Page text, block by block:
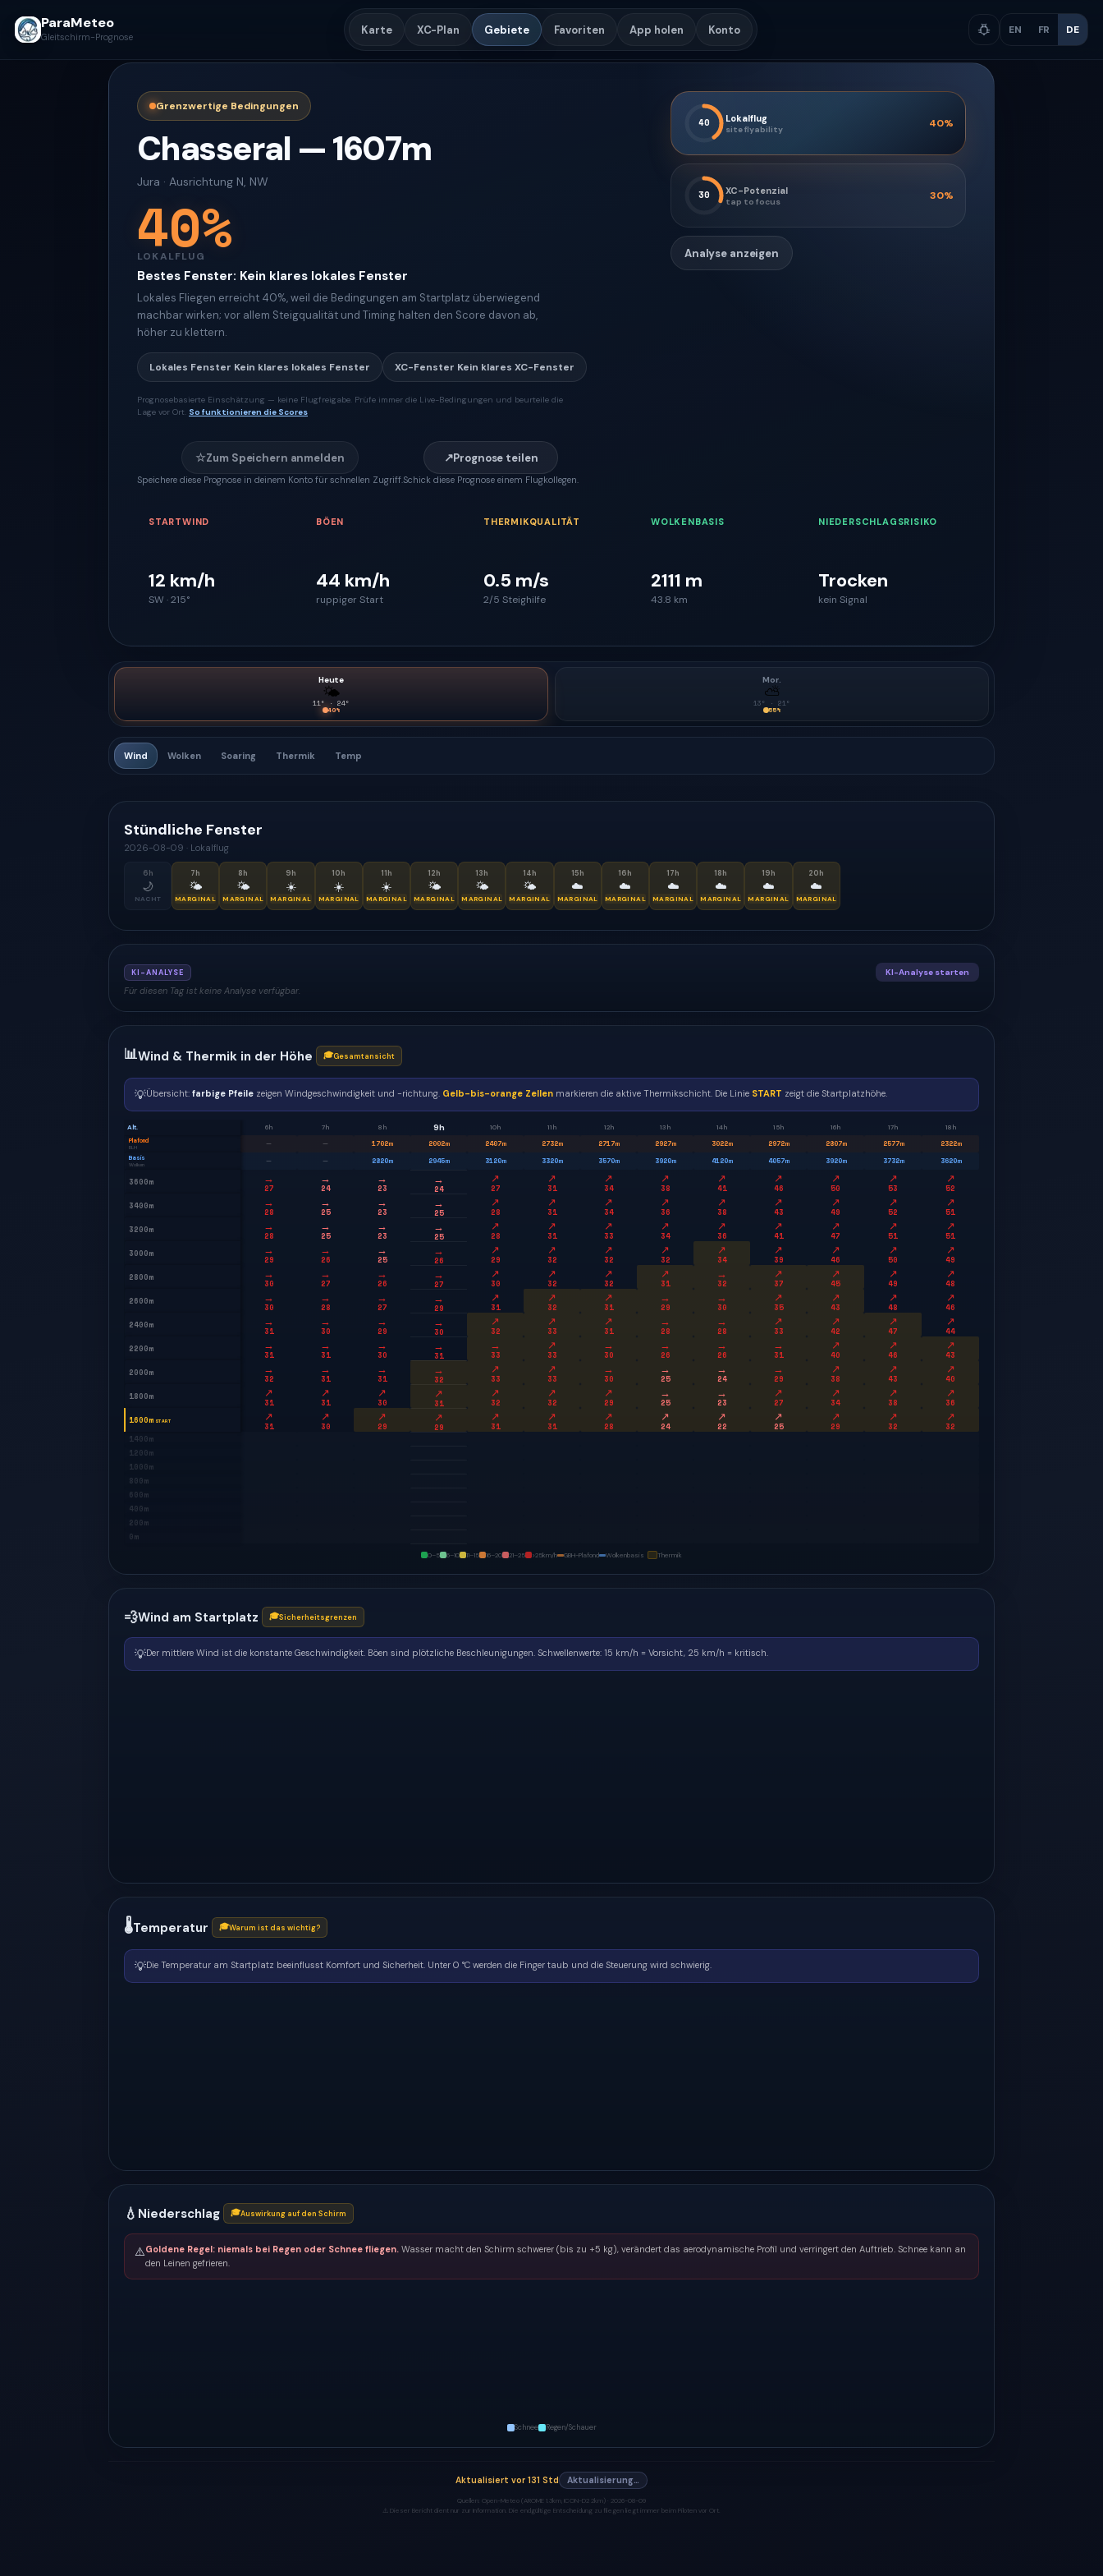
ParaMeteo
Gleitschirm-Prognose
Karte XC-Plan Gebiete Favoriten App holen Konto EN FR DE
Grenzwertige Bedingungen
Chasseral —1607m
Jura · Ausrichtung N, NW
40%
LOKALFLUG
Bestes Fenster: Kein klares lokales Fenster
Lokales Fliegen erreicht 40%, weil die Bedingungen am Startplatz überwiegend
machbar wirken; vor allem Steigqualität und Timing halten den Score davon ab,
höher zu klettern.
Lokales Fenster Kein klares lokales Fenster XC-Fenster Kein klares XC-Fenster
Prognosebasierte Einschätzung — keine Flugfreigabe. Prüfe immer die Live-Bedingungen und beurteile die
Lage vor Ort. So funktionieren die Scores
☆Zum Speichern anmelden
Speichere diese Prognose in deinem Konto für schnellen Zugriff.
↗Prognose teilen
Schick diese Prognose einem Flugkollegen.
40 Lokalflug
site flyability 40%
30 XC-Potenzial
tap to focus 30%
Analyse anzeigen
STARTWIND
12 km/h
SW · 215°
BÖEN
44 km/h
ruppiger Start
THERMIKQUALITÄT
0.5 m/s
2/5 Steighilfe
WOLKENBASIS
2111 m
43.8 km
NIEDERSCHLAGSRISIKO
Trocken
kein Signal
Heute
🌤
11° · 24°
40%
Mor.
⛅
13° · 21°
55%
Wind Wolken Soaring Thermik Temp
Stündliche Fenster
2026-08-09 · Lokalflug
6h
🌙
NACHT
7h
🌤
MARGINAL
8h
🌤
MARGINAL
9h
☀️
MARGINAL
10h
☀️
MARGINAL
11h
☀️
MARGINAL
12h
🌤
MARGINAL
13h
🌤
MARGINAL
14h
🌤
MARGINAL
15h
☁️
MARGINAL
16h
☁️
MARGINAL
17h
☁️
MARGINAL
18h
☁️
MARGINAL
19h
☁️
MARGINAL
20h
☁️
MARGINAL
KI-ANALYSE KI-Analyse starten
Für diesen Tag ist keine Analyse verfügbar.
📊Wind & Thermik in der Höhe 🎓Gesamtansicht
💡Übersicht: farbige Pfeile zeigen Windgeschwindigkeit und -richtung. Gelb-bis-orange Zellen markieren die aktive Thermikschicht. Die Linie START zeigt die Startplatzhöhe.
Alt. 6h 7h 8h 9h 10h 11h 12h 13h 14h 15h 16h 17h 18h
Plafond
BLH — — 1702m 2002m 2407m 2732m 2717m 2927m 3022m 2972m 2807m 2577m 2322m
Basis
Wolken — — 2820m 2945m 3120m 3320m 3570m 3920m 4120m 4057m 3920m 3732m 3620m
3600m →
27
→
24
→
23
→
24
↗
27
↗
31
↗
34
↗
38
↗
41
↗
46
↗
50
↗
53
↗
52
3400m
→
28
→
25
→
23
→
25
↗
28
↗
31
↗
34
↗
36
↗
38
↗
43
↗
49
↗
52
↗
51
3200m
→
28
→
25
→
23
→
25
↗
28
↗
31
↗
33
↗
34
↗
36
↗
41
↗
47
↗
51
↗
51
3000m
→
29
→
26
→
25
→
26
↗
29
↗
32
↗
32
↗
32
↗
34
↗
39
↗
46
↗
50
↗
49
2800m
→
30
→
27
→
26
→
27
↗
30
↗
32
↗
32
↗
31
→
32
↗
37
↗
45
↗
49
↗
48
2600m
→
30
→
28
→
27
→
29
↗
31
↗
32
↗
31
→
29
→
30
↗
35
↗
43
↗
48
↗
46
2400m
→
31
→
30
→
29
→
30
↗
32
↗
33
↗
31
→
28
→
28
↗
33
↗
42
↗
47
↗
44
2200m
→
31
→
31
→
30
→
31
→
33
↗
33
→
30
→
26
→
26
→
31
↗
40
↗
46
↗
43
2000m
→
32
→
31
→
31
→
32
↗
33
↗
33
→
30
→
25
→
24
→
29
↗
38
↗
43
↗
40
1800m
↗
31
↗
31
↗
30
↗
31
↗
32
↗
32
↗
29
→
25
→
23
↗
27
↗
34
↗
38
↗
36
1600m START ↗
31
↗
30
↗
29
↗
29
↗
31
↗
31
↗
28
↗
24
↗
22
↗
25
↗
29
↗
32
↗
32
1400m
1200m
1000m
800m
600m
400m
200m
0m
0–5 6–10 11–15 16–20 21–25 >25km/h GBH-Plafond Wolkenbasis Thermik
💨Wind am Startplatz 🎓Sicherheitsgrenzen
💡Der mittlere Wind ist die konstante Geschwindigkeit. Böen sind plötzliche Beschleunigungen. Schwellenwerte: 15 km/h = Vorsicht, 25 km/h = kritisch.
🌡Temperatur 🎓Warum ist das wichtig?
💡Die Temperatur am Startplatz beeinflusst Komfort und Sicherheit. Unter 0 °C werden die Finger taub und die Steuerung wird schwierig.
💧 Niederschlag 🎓Auswirkung auf den Schirm
⚠️Goldene Regel: niemals bei Regen oder Schnee fliegen. Wasser macht den Schirm schwerer (bis zu +5 kg), verändert das aerodynamische Profil und verringert den Auftrieb. Schnee kann an
den Leinen gefrieren.
Schnee Regen/Schauer
Aktualisiert vor 131 Std Aktualisierung…
Quellen: Open-Meteo (AROME 1.3km, ICON-D2 2km) · 2026-08-09
⚠️ Dieser Bericht dient nur zur Information. Die endgültige Entscheidung zu fliegen liegt immer beim Piloten vor Ort.